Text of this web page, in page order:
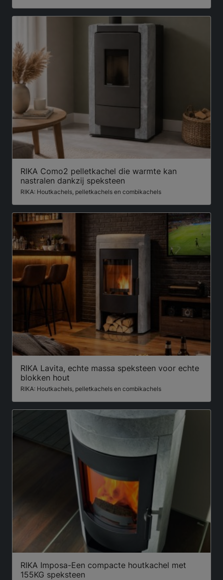
RIKA Como2 pelletkachel die warmte kan
nastralen dankzij speksteen
RIKA: Houtkachels, pelletkachels en combikachels
RIKA Lavita, echte massa speksteen voor echte
blokken hout
RIKA: Houtkachels, pelletkachels en combikachels
RIKA Imposa-Een compacte houtkachel met
155KG speksteen